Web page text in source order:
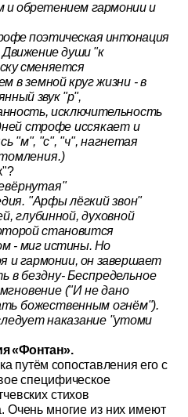
и обретением гармонии и
поэтическая интонация
души "к
сменяется
в земной круг жизни - в
звук "р",
исключительность
строфе иссякает и
"м", "с", "ч", нагнетая
ния.)
"Арфы лёгкий звон"
глубинной, духовной
становится
- миг истины. Но
и гармонии, он завершает­
в бездну- Беспредельное
("И не дано
божественным огнём").
наказание "утоми­
«Фонтан».
путём сопоставления его с
специфическое
стихов
Очень многие из них имеют